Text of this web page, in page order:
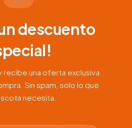
descuento
recibe una oferta exclusiva
Sin spam, solo lo que
necesita.